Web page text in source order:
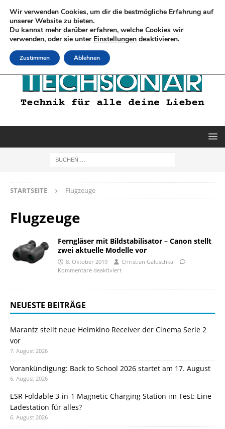
STARTSEITE Flugzeuge
Flugzeuge
Ferngläser mit Bildstabilisator – Canon stellt
zwei aktuelle Modelle vor
8. Oktober 2019
Christian Galuschka
Kommentare deaktiviert
NEUESTE BEITRÄGE
Marantz stellt neue Heimkino Receiver der Cinema Serie 2
vor
7. August 2026
Vorankündigung: Back to School 2026 startet am 17. August
6. August 2026
ESR Foldable 3-in-1 Magnetic Charging Station im Test: Eine
Ladestation für alles?
6. August 2026
Wir verwenden Cookies, um dir die bestmögliche Erfahrung auf
unserer Website zu bieten.
Du kannst mehr darüber erfahren, welche Cookies wir
verwenden, oder sie unter Einstellungen deaktivieren.
Zustimmen Ablehnen